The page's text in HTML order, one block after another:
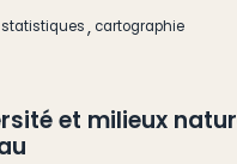
, cartographie
et milieux